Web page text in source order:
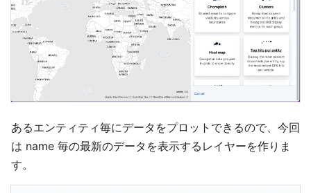
あるエンティティ毎にデータをプロットできるので、今回
は name 毎の最新のデータを表示するレイヤーを作りま
す。